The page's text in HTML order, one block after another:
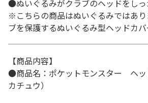
●ぬいぐるみがクラブのヘッドをしっ
※こちらの商品はぬいぐるみではあ
ブを保護するぬいぐるみ型ヘッドカバ
【商品内容】
●商品名：ポケットモンスター ヘッ
カチュウ）